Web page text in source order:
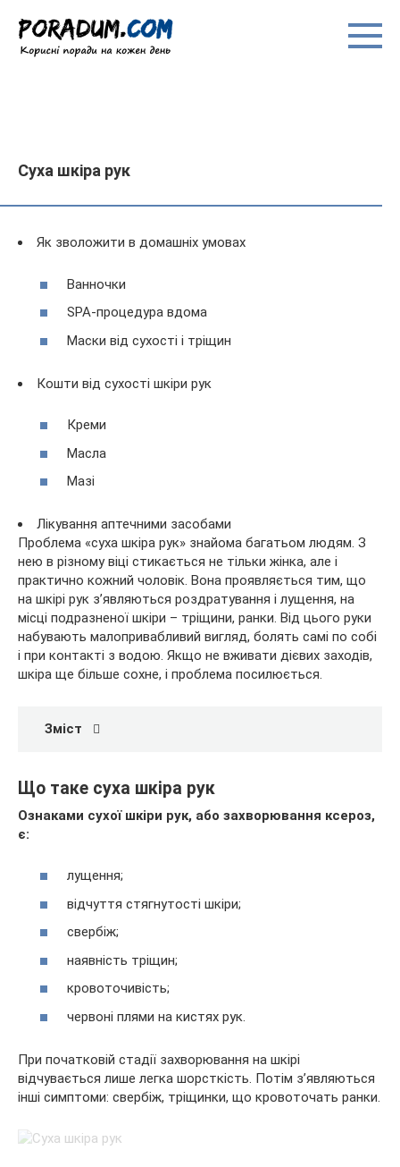
вмісту
Суха шкіра рук
Як зволожити в домашніх умовах
Ванночки
SPA-процедура вдома
Маски від сухості і тріщин
Кошти від сухості шкіри рук
Креми
Масла
Мазі
Лікування аптечними засобами
Проблема «суха шкіра рук» знайома багатьом людям. З
нею в різному віці стикається не тільки жінка, але і
практично кожний чоловік. Вона проявляється тим, що
на шкірі рук з’являються роздратування і лущення, на
місці подразненої шкіри – тріщини, ранки. Від цього руки
набувають малопривабливий вигляд, болять самі по собі
і при контакті з водою. Якщо не вживати дієвих заходів,
шкіра ще більше сохне, і проблема посилюється.
Зміст
Що таке суха шкіра рук
Ознаками сухої шкіри рук, або захворювання ксероз,
є:
лущення;
відчуття стягнутості шкіри;
свербіж;
наявність тріщин;
кровоточивість;
червоні плями на кистях рук.
При початковій стадії захворювання на шкірі
відчувається лише легка шорсткість. Потім з’являються
інші симптоми: свербіж, тріщинки, що кровоточать ранки.